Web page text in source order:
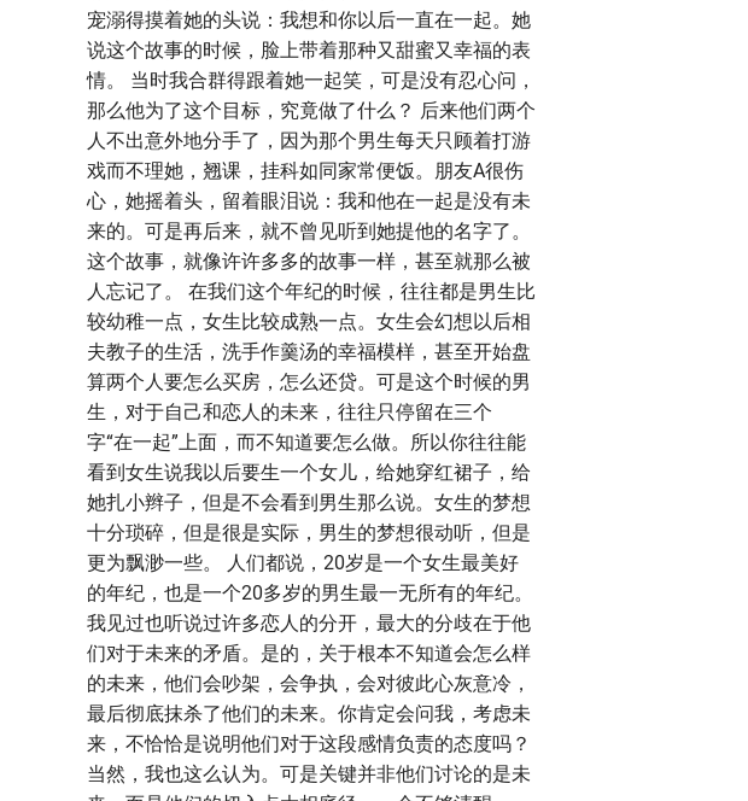
宠溺得摸着她的头说：我想和你以后一直在一起。她
说这个故事的时候，脸上带着那种又甜蜜又幸福的表
情。 当时我合群得跟着她一起笑，可是没有忍心问，
那么他为了这个目标，究竟做了什么？ 后来他们两个
人不出意外地分手了，因为那个男生每天只顾着打游
戏而不理她，翘课，挂科如同家常便饭。朋友A很伤
心，她摇着头，留着眼泪说：我和他在一起是没有未
来的。可是再后来，就不曾见听到她提他的名字了。
这个故事，就像许许多多的故事一样，甚至就那么被
人忘记了。 在我们这个年纪的时候，往往都是男生比
较幼稚一点，女生比较成熟一点。女生会幻想以后相
夫教子的生活，洗手作羹汤的幸福模样，甚至开始盘
算两个人要怎么买房，怎么还贷。可是这个时候的男
生，对于自己和恋人的未来，往往只停留在三个
字“在一起”上面，而不知道要怎么做。所以你往往能
看到女生说我以后要生一个女儿，给她穿红裙子，给
她扎小辫子，但是不会看到男生那么说。女生的梦想
十分琐碎，但是很是实际，男生的梦想很动听，但是
更为飘渺一些。 人们都说，20岁是一个女生最美好
的年纪，也是一个20多岁的男生最一无所有的年纪。
我见过也听说过许多恋人的分开，最大的分歧在于他
们对于未来的矛盾。是的，关于根本不知道会怎么样
的未来，他们会吵架，会争执，会对彼此心灰意冷，
最后彻底抹杀了他们的未来。你肯定会问我，考虑未
来，不恰恰是说明他们对于这段感情负责的态度吗？
当然，我也这么认为。可是关键并非他们讨论的是未